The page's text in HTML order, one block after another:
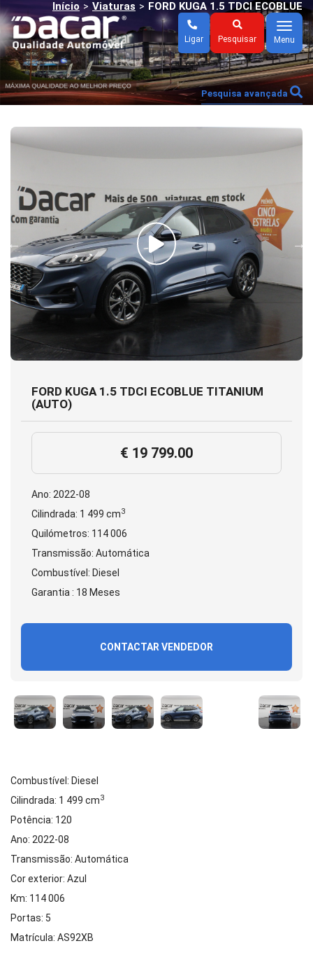
Pesquisar
Ligar
Menu
Menu
Início > Viaturas > FORD KUGA 1.5 TDCI ECOBLUE
TITANIUM (AUTO)
Pesquisa avançada
FORD KUGA 1.5 TDCI ECOBLUE TITANIUM
(AUTO)
€ 19 799.00
Ano: 2022-08
Cilindrada: 1 499 cm3
Quilómetros: 114 006
Transmissão: Automática
Combustível: Diesel
Garantia : 18 Meses
CONTACTAR VENDEDOR
Combustível: Diesel
Cilindrada: 1 499 cm3
Potência: 120
Ano: 2022-08
Transmissão: Automática
Cor exterior: Azul
Km: 114 006
Portas: 5
Matrícula: AS92XB